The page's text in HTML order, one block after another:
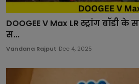
DOOGEE V Max LR स्ट्रांग
स...
Vandana Rajput Dec 4, 2025